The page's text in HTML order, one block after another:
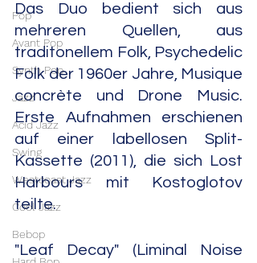
Pop
Avant Pop
Synth Pop
Jazz
Acid Jazz
Swing
Westcoast Jazz
Cool Jazz
Bebop
Das Duo bedient sich aus
mehreren Quellen, aus
traditonellem Folk, Psychedelic
Folk der 1960er Jahre, Musique
concrète und Drone Music.
Erste Aufnahmen erschienen
auf einer labellosen Split-
Kassette (2011), die sich Lost
Harbours mit Kostoglotov
teilte.
"Leaf Decay" (Liminal Noise